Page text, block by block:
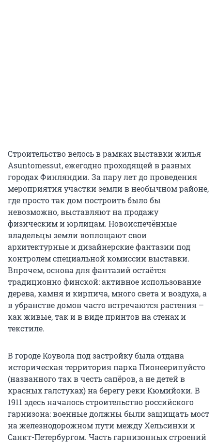
Строительство велось в рамках выставки жилья
Asuntomessut, ежегодно проходящей в разных
городах Финляндии. За пару лет до проведения
мероприятия участки земли в необычном районе,
где просто так дом построить было бы
невозможно, выставляют на продажу
физическим и юрлицам. Новоиспечённые
владельцы земли воплощают свои
архитектурные и дизайнерские фантазии под
контролем специальной комиссии выставки.
Впрочем, основа для фантазий остаётся
традиционно финской: активное использование
дерева, камня и кирпича, много света и воздуха, а
в убранстве домов часто встречаются растения –
как живые, так и в виде принтов на стенах и
текстиле.
В городе Коувола под застройку была отдана
историческая территория парка Пионеерипуйсто
(названного так в честь сапёров, а не детей в
красных галстуках) на берегу реки Кюмийоки. В
1911 здесь началось строительство российского
гарнизона: военные должны были защищать мост
на железнодорожном пути между Хельсинки и
Санкт-Петербургом. Часть гарнизонных строений